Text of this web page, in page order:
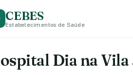
CEBES
Estabelecimentos de Saúde
Dia na